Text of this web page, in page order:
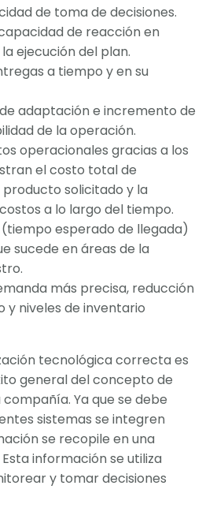
de toma de decisiones.
de reacción en
ejecución del plan.
a tiempo y en su
adaptación e incremento de
de la operación.
operacionales gracias a los
el costo total de
solicitado y la
a lo largo del tiempo.
(tiempo esperado de llegada)
sucede en áreas de la
más precisa, reducción
y niveles de inventario
tecnológica correcta es
general del concepto de
Ya que se debe
sistemas se integren
se recopile en una
información se utiliza
y tomar decisiones